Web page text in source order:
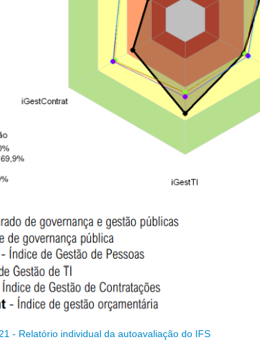
- Relatório individual da autoavaliação do IFS